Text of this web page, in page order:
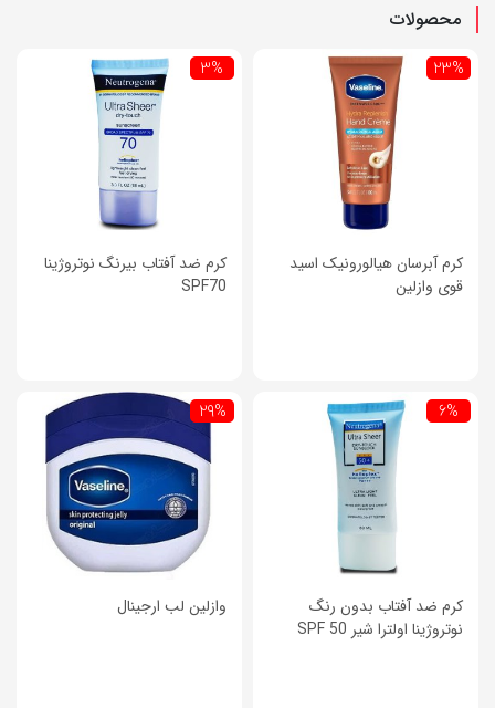
محصولات
23%
کرم آبرسان هیالورونیک اسید
قوی وازلین
3%
کرم ضد آفتاب بیرنگ نوتروژینا
SPF70
6%
کرم ضد آفتاب بدون رنگ
نوتروژینا اولترا شیر SPF 50
29%
وازلین لب ارجینال